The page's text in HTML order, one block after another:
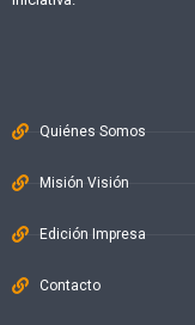
Quiénes Somos
Misión Visión
Edición Impresa
Contacto